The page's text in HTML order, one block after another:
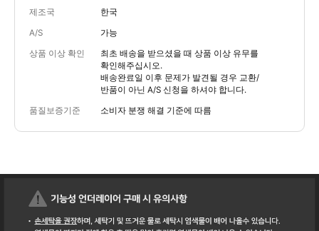
제조국 한국
A/S 가능
상품 이상 확인
최초 배송을 받으셨을 때 상품 이상 유무를
확인해주십시오.
배송완료일 이후 문제가 발견될 경우 교환/
반품이 아닌 A/S 신청을 하셔야 합니다.
품질보증기준 소비자 분쟁 해결 기준에 따름